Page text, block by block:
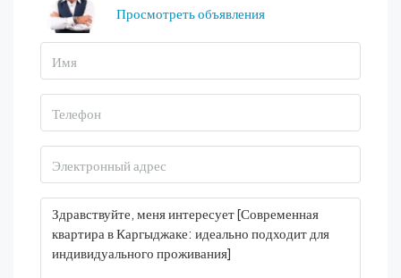
Просмотреть объявления